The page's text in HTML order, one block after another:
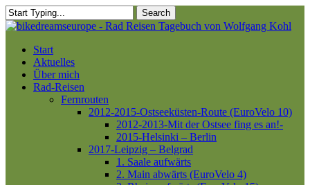
Skip
to
content
Search
Close
Menu
Start
Aktuelles
Über mich
Rad-Reisen
Fernrouten
2012-2015-Ostseeküsten-Route (EuroVelo 10)
2012-2013-Mit der Ostsee fing es an!-
2015-Helsinki – Berlin
2017-Leipzig – Belgrad
1. Saale aufwärts
2. Main abwärts (EuroVelo 4)